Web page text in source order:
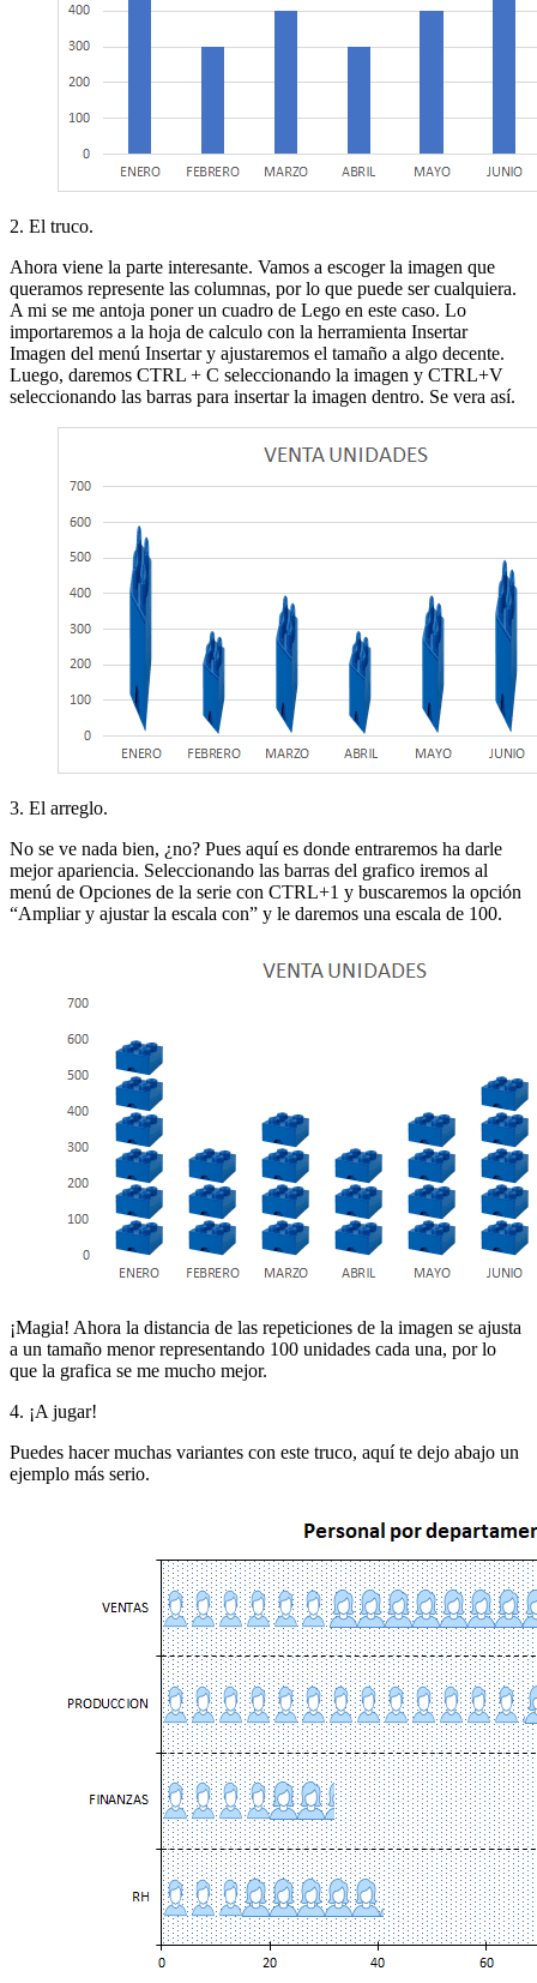
2. El truco.
Ahora viene la parte interesante. Vamos a escoger la imagen que
queramos represente las columnas, por lo que puede ser cualquiera.
A mi se me antoja poner un cuadro de Lego en este caso. Lo
importaremos a la hoja de calculo con la herramienta Insertar
Imagen del menú Insertar y ajustaremos el tamaño a algo decente.
Luego, daremos CTRL + C seleccionando la imagen y CTRL+V
seleccionando las barras para insertar la imagen dentro. Se vera así.
3. El arreglo.
No se ve nada bien, ¿no? Pues aquí es donde entraremos ha darle
mejor apariencia. Seleccionando las barras del grafico iremos al
menú de Opciones de la serie con CTRL+1 y buscaremos la opción
“Ampliar y ajustar la escala con” y le daremos una escala de 100.
¡Magia! Ahora la distancia de las repeticiones de la imagen se ajusta
a un tamaño menor representando 100 unidades cada una, por lo
que la grafica se me mucho mejor.
4. ¡A jugar!
Puedes hacer muchas variantes con este truco, aquí te dejo abajo un
ejemplo más serio.